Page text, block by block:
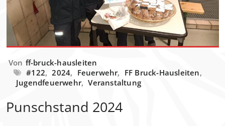
Von ff-bruck-hausleiten
#122, 2024, Feuerwehr, FF Bruck-Hausleiten,
Jugendfeuerwehr, Veranstaltung
Punschstand 2024